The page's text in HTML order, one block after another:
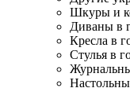
Шкуры и
Диваны в
Кресла в
Стулья в